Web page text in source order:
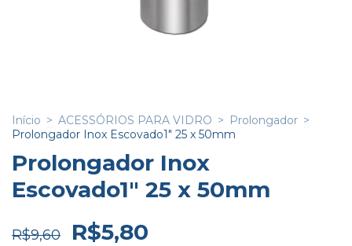
Início > ACESSÓRIOS PARA VIDRO > Prolongador >
Prolongador Inox Escovado1" 25 x 50mm
Prolongador Inox
Escovado1" 25 x 50mm
R$9,60 R$5,80